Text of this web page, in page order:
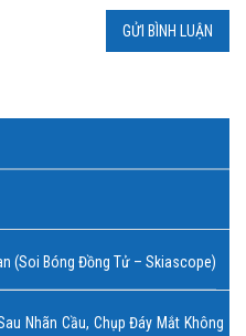
(soi Bóng Đồng Tử – Skiascope)
Nhãn Cầu, Chụp Đáy Mắt Không